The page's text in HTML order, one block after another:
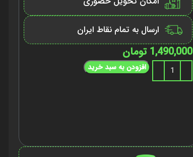
ارسال به تمام نقاط ایران
1,490,000 تومان
افزودن به سبد خرید